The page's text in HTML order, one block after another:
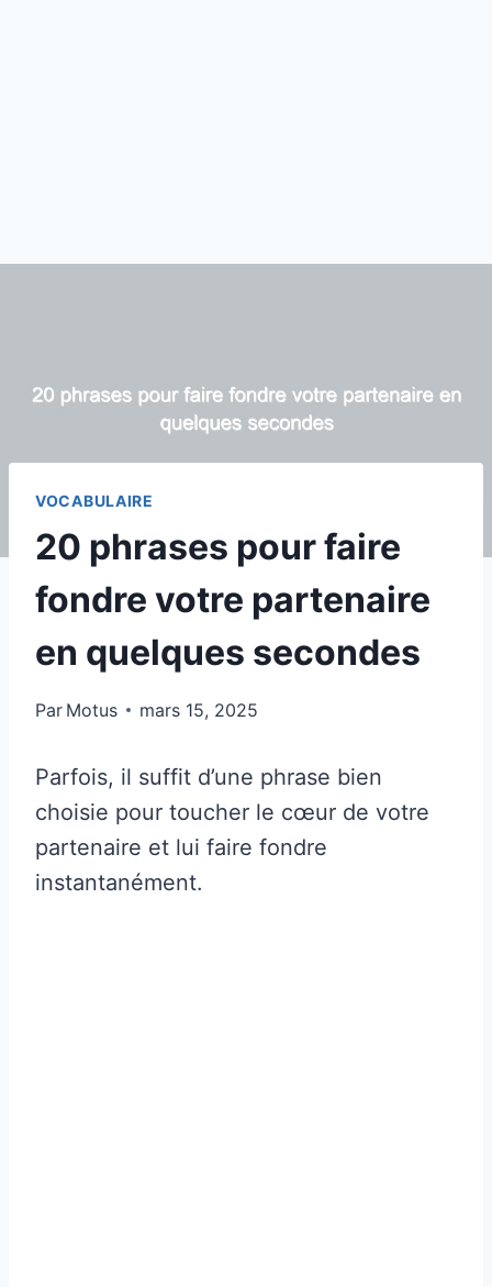
VOCABULAIRE
20 phrases pour faire
fondre votre partenaire
en quelques secondes
Par Motus mars 15, 2025
Parfois, il suffit d’une phrase bien
choisie pour toucher le cœur de votre
partenaire et lui faire fondre
instantanément.